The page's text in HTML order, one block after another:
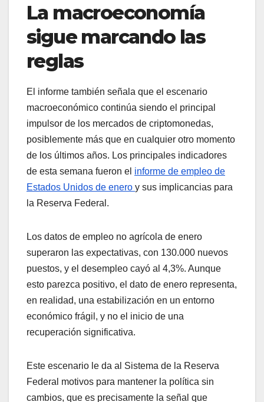
La macroeconomía
sigue marcando las
reglas
El informe también señala que el escenario
macroeconómico continúa siendo el principal
impulsor de los mercados de criptomonedas,
posiblemente más que en cualquier otro momento
de los últimos años. Los principales indicadores
de esta semana fueron el informe de empleo de
Estados Unidos de enero y sus implicancias para
la Reserva Federal.
Los datos de empleo no agrícola de enero
superaron las expectativas, con 130.000 nuevos
puestos, y el desempleo cayó al 4,3%. Aunque
esto parezca positivo, el dato de enero representa,
en realidad, una estabilización en un entorno
económico frágil, y no el inicio de una
recuperación significativa.
Este escenario le da al Sistema de la Reserva
Federal motivos para mantener la política sin
cambios, que es precisamente la señal que